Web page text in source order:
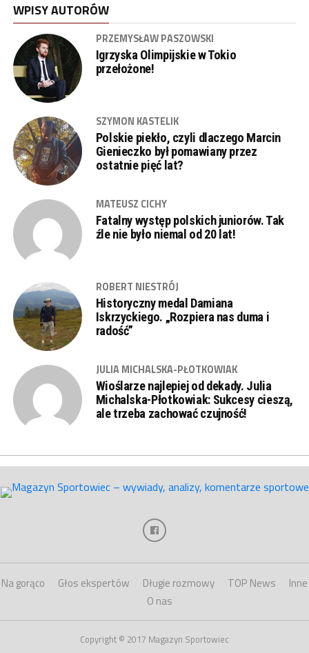
WPISY AUTORÓW
PRZEMYSŁAW PASZOWSKI
Igrzyska Olimpijskie w Tokio
przełożone!
SZYMON KASTELIK
Polskie piekło, czyli dlaczego Marcin
Gienieczko był pomawiany przez
ostatnie pięć lat?
MATEUSZ CICHY
Fatalny występ polskich juniorów. Tak
źle nie było niemal od 20 lat!
ROBERT NIESTRÓJ
Historyczny medal Damiana
Iskrzyckiego. „Rozpiera nas duma i
radość”
JULIA MICHALSKA-PŁOTKOWIAK
Wioślarze najlepiej od dekady. Julia
Michalska-Płotkowiak: Sukcesy cieszą,
ale trzeba zachować czujność!
Na gorąco Głos ekspertów Długie rozmowy TOP News
Inne
O nas
Copyright © 2017 Magazyn Sportowiec